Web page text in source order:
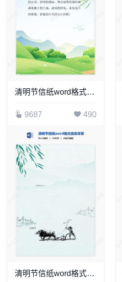
清明节信纸word格式信纸背景word模板电子信纸WPS(16)
9687 490
清明节信纸word格式信纸背景word模板电子信纸WPS(1)